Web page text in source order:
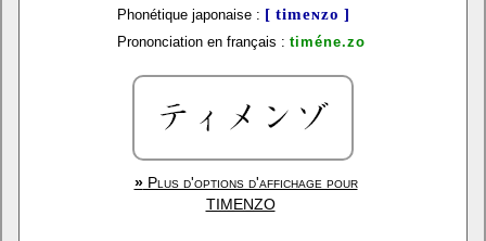
Phonétique japonaise : [ timeɴzo ]
Prononciation en français : timéne.zo
»Plus d'options d'affichage pour
TIMENZO